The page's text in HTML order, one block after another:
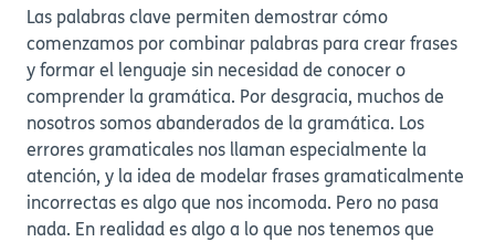
Las palabras clave permiten demostrar cómo
comenzamos por combinar palabras para crear frases
y formar el lenguaje sin necesidad de conocer o
comprender la gramática. Por desgracia, muchos de
nosotros somos abanderados de la gramática. Los
errores gramaticales nos llaman especialmente la
atención, y la idea de modelar frases gramaticalmente
incorrectas es algo que nos incomoda. Pero no pasa
nada. En realidad es algo a lo que nos tenemos que